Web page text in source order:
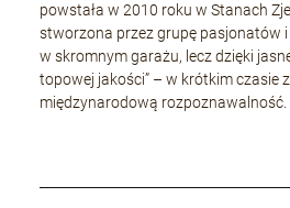
powstała w 2010 roku w Stanach
stworzona przez grupę pasjonatów
w skromnym garażu, lecz dzięki
topowej jakości” – w krótkim czasie
międzynarodową rozpoznawalność.